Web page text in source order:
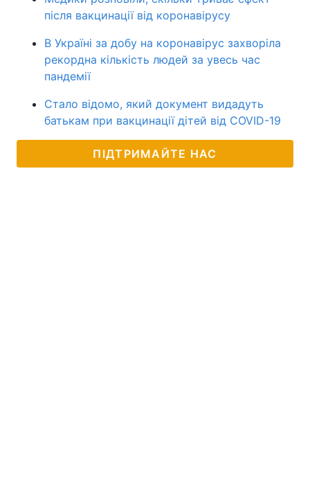
після вакцинації від коронавірусу
В Україні за добу на коронавірус захворіла
рекордна кількість людей за увесь час
пандемії
Стало відомо, який документ видадуть
батькам при вакцинації дітей від COVID-19
ПІДТРИМАЙТЕ НАС